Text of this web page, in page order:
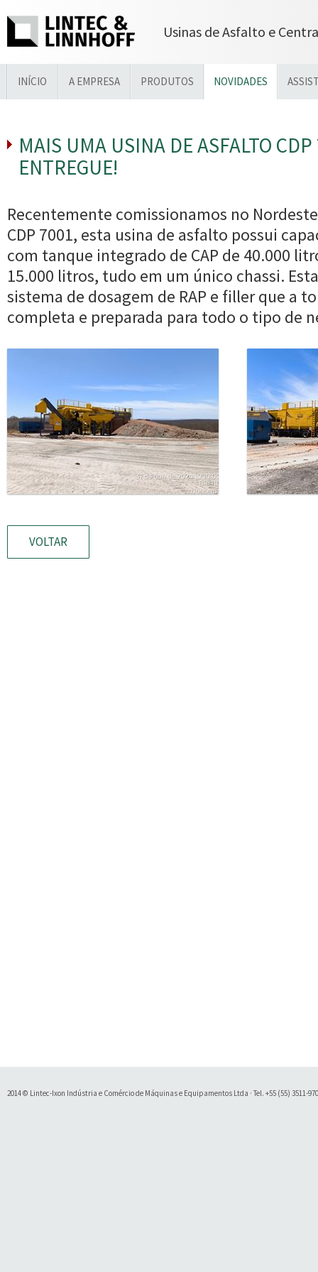
Usinas de Asfalto e
INÍCIO A EMPRESA PRODUTOS NOVIDADES
MAIS UMA USINA DE ASFALTO
ENTREGUE!
Recentemente comissionamos no
CDP 7001, esta usina de asfalto possui
com tanque integrado de CAP de 40.000
15.000 litros, tudo em um único chassi.
sistema de dosagem de RAP e filler que a
completa e preparada para todo o tipo de
VOLTAR
2014 © Lintec-Ixon Indústria e Comércio de Máquinas e Equipamentos Ltda · Tel. +55 (55) 3511-